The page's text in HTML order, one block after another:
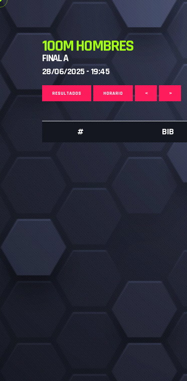
100M HOMBRES
FINAL A
28/06/2025 - 19:45
RESULTADOS HORARIO < >
# BIB